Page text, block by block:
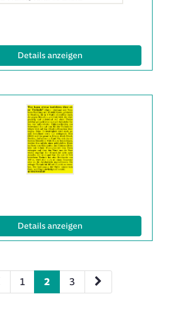
Details anzeigen(ID: 2063599)
der
Anzeige
2063631
anzeigen
|
Info:
Details anzeigen(ID: 2063631)
1 2 3